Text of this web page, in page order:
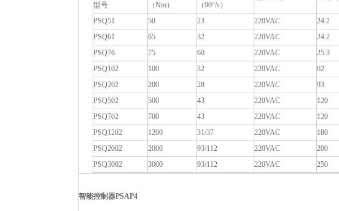
型号
（Nm）
（90°/s）
PSQ51 50 23 220VAC 24.2
PSQ61 65 32 220VAC 24.2
PSQ76
75 60 220VAC 25.3
PSQ102
100 32 220VAC 62
PSQ202
200 28 220VAC 93
PSQ502
500 43 220VAC 120
PSQ702
700 43 220VAC 120
PSQ1202
1200 31/37 220VAC 180
PSQ2002
2000 93/112 220VAC 200
PSQ3002
3000 93/112 220VAC 250
智能控制器PSAP4